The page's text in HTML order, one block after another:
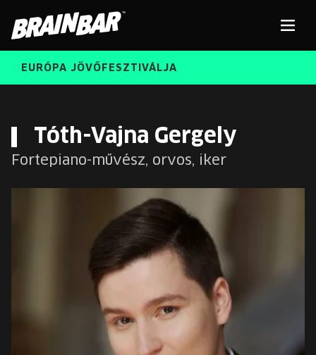
Bar
KORÁBBI ELŐADÓK
BRAIN BAR™ TRIBE
EURÓPA JÖVŐFESZTIVÁLJA
EURÓPA JÖVŐFESZTIVÁLJA
INGYENES DIÁK- ÉS TANÁRREGISZTRÁCIÓ
Tóth-Vajna Gergely
Fortepiano-művész, orvos, iker